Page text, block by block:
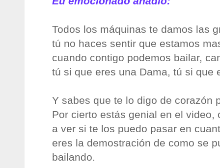
Todos los máquinas te damos las
tú no haces sentir que estamos
cuando contigo podemos bailar,
tú si que eres una Dama, tú si que
Y sabes que te lo digo de corazón
Por cierto estás genial en el video,
a ver si te los puedo pasar en
eres la demostración de como se
bailando.